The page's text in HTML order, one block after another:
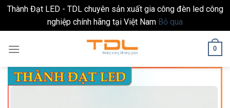
Thành Đạt LED - TDL chuyên sản xuất gia công đèn led công
nghiệp chính hãng tại Việt Nam Bỏ qua
0